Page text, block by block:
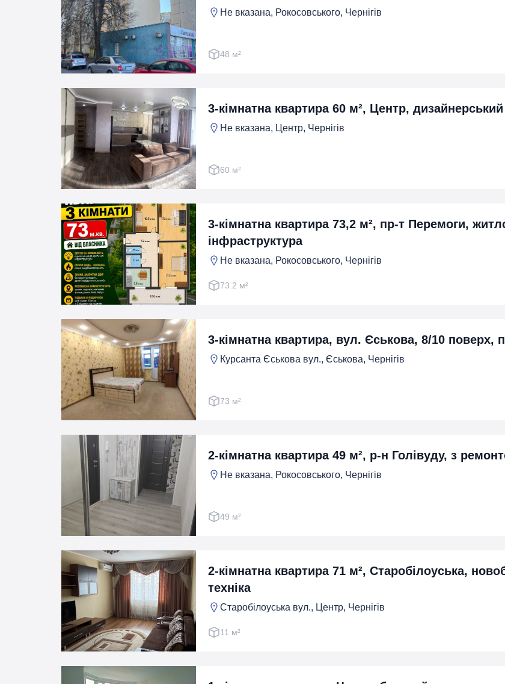
Не вказана, Рокосовського, Чернігів
48 м²
3-кімнатна квартира 60 м², Центр,
Не вказана, Центр, Чернігів
60 м²
3-кімнатна квартира 73,2 м², пр-т Перемоги,
інфраструктура
Не вказана, Рокосовського, Чернігів
73.2 м²
3-кімнатна квартира, вул. Єськова, 8/10 поверх,
Курсанта Єськова вул., Єськова, Чернігів
73 м²
2-кімнатна квартира 49 м², р-н Голівуду, з
Не вказана, Рокосовського, Чернігів
49 м²
2-кімнатна квартира 71 м², Старобілоуська,
техніка
Старобілоуська вул., Центр, Чернігів
11 м²